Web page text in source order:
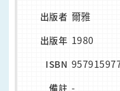
出版者 爾雅
出版年 1980
ISBN
備註 -